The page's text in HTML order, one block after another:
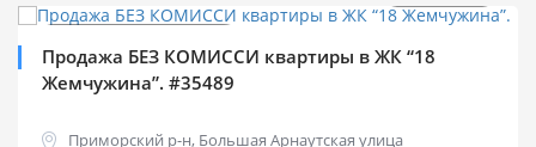
Продажа БЕЗ КОМИССИ квартиры в ЖК “18
Жемчужина”. #35489
Приморский р-н, Большая Арнаутская улица